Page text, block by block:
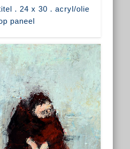
. 24 x 30 . acryl/olie
paneel